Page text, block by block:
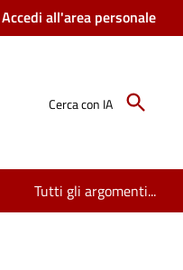
Accedi all'area personale
Cerca con IA
Tutti gli argomenti...